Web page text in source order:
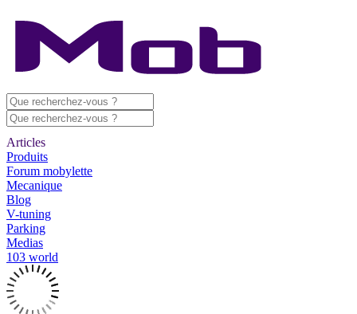
Articles
Produits
Forum mobylette
Mecanique
Blog
V-tuning
Parking
Medias
103 world